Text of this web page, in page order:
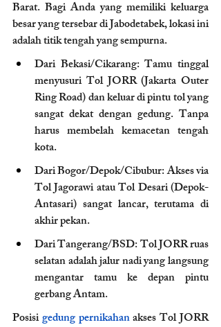
Barat. Bagi Anda yang memiliki keluarga
besar yang tersebar di Jabodetabek, lokasi ini
adalah titik tengah yang sempurna.
Dari Bekasi/Cikarang: Tamu tinggal
menyusuri Tol JORR (Jakarta Outer
Ring Road) dan keluar di pintu tol yang
sangat dekat dengan gedung. Tanpa
harus membelah kemacetan tengah
kota.
Dari Bogor/Depok/Cibubur: Akses via
Tol Jagorawi atau Tol Desari (Depok-
Antasari) sangat lancar, terutama di
akhir pekan.
Dari Tangerang/BSD: Tol JORR ruas
selatan adalah jalur nadi yang langsung
mengantar tamu ke depan pintu
gerbang Antam.
Posisi gedung pernikahan akses Tol JORR